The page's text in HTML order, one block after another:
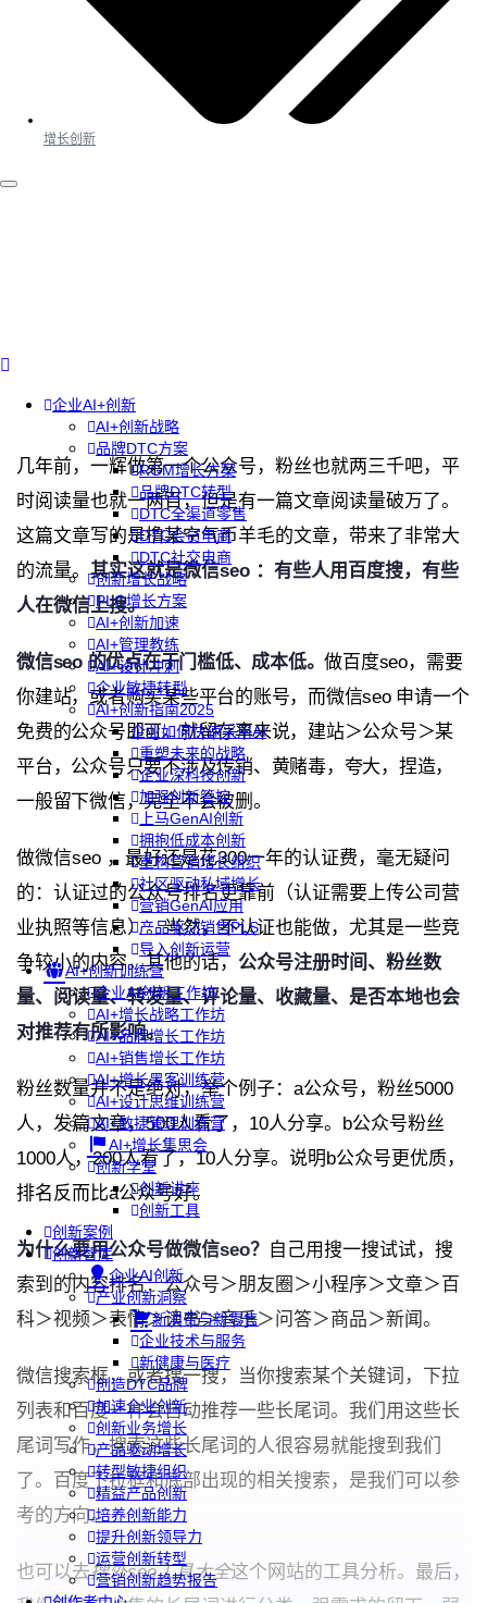
企业AI+创新
AI+创新战略
品牌DTC方案
RGM增长方案
品牌DTC转型
DTC全渠道零售
DTC会员电商
DTC社交电商
创新增长战略
PLG增长方案
AI+创新加速
AI+管理教练
AI+设计冲刺
企业敏捷转型
AI+创新指南2025
企业如何快速采用AI
重塑未来的战略
企业深科技创新
加强创新管控
上马GenAI创新
拥抱低成本创新
重构营销增长组织
社区驱动私域增长
营销GenAI应用
产品驱动销售PLS
导入创新运营
AI+创新训练营
企业AI创新工作坊
AI+增长战略工作坊
AI+品牌增长工作坊
AI+销售增长工作坊
AI+增长黑客训练营
AI+设计思维训练营
AI+敏捷管理训练营
AI+增长集思会
创新学堂
创新讲座
创新工具
创新案例
创新智库
企业AI创新
产业创新洞察
新消费与新零售
企业技术与服务
新健康与医疗
创造DTC品牌
加速企业创新
创新业务增长
产品驱动增长
转型敏捷组织
精益产品创新
培养创新能力
提升创新领导力
运营创新转型
营销创新趋势报告
增长创新
几年前，一辉做第一个公众号，粉丝也就两三千吧，平
时阅读量也就一两百，但是有一篇文章阅读量破万了。
这篇文章写的是撸某空气币羊毛的文章，带来了非常大
的流量。其实这就是微信seo ：有些人用百度搜，有些
人在微信上搜。
微信seo 的优点在于门槛低、成本低。做百度seo，需要
你建站，或者购买某些平台的账号，而微信seo 申请一个
免费的公众号即可。就留存率来说，建站＞公众号＞某
平台，公众号只要不涉及传销、黄赌毒，夸大，捏造，
一般留下微信，完全不会被删。
做微信seo ，最好还是花300一年的认证费，毫无疑问
的：认证过的公众号排名更靠前（认证需要上传公司营
业执照等信息）。当然，不认证也能做，尤其是一些竞
争较小的内容。其他的话， 公众号注册时间、粉丝数
量、阅读量、转发量、评论量、收藏量、是否本地也会
对推荐有所影响。
粉丝数量并不是绝对，举个例子：a公众号，粉丝5000
人，发篇文章，500人看了，10人分享。b公众号粉丝
1000人，200人看了，10人分享。说明b公众号更优质，
排名反而比a公众号好。
为什么要用公众号做微信seo？ 自己用搜一搜试试，搜
索到的内容排名：公众号＞朋友圈＞小程序＞文章＞百
科＞视频＞表情＞读书＞音乐＞问答＞商品＞新闻。
微信搜索框，或者搜一搜，当你搜索某个关键词，下拉
列表和百度一样会自动推荐一些长尾词。我们用这些长
尾词写作，搜索这些长尾词的人很容易就能搜到我们
了。百度下拉框和底部出现的相关搜索，是我们可以参
考的方向。
也可以去搜外seo工具大全这个网站的工具分析。最后，